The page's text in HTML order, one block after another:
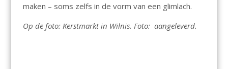
maken – soms zelfs in de vorm van een glimlach.
Op de foto: Kerstmarkt in Wilnis. Foto: aangeleverd.